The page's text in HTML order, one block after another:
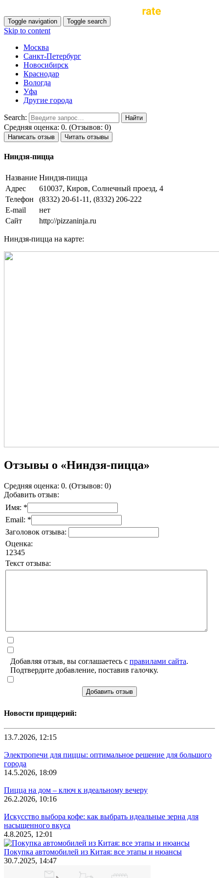
Toggle navigation Toggle search
Skip to content
Москва
Санкт-Петербург
Новосибирск
Краснодар
Вологда
Уфа
Другие города
Search:
Средняя оценка: 0. (Отзывов: 0)
Написать отзыв Читать отзывы
Ниндзя-пицца
Название Ниндзя-пицца
Адрес
610037, Киров, Солнечный проезд, 4
Телефон
(8332) 20-61-11, (8332) 206-222
E-mail
нет
Сайт
http://pizzaninja.ru
Ниндзя-пицца на карте:
Отзывы о «Ниндзя-пицца»
Средняя оценка: 0. (Отзывов: 0)
Добавить отзыв:
Имя: *
Email: *
Заголовок отзыва:
Оценка:
1 2345
Текст отзыва:
Добавляя отзыв, вы соглашаетесь с правилами сайта.
Подтвердите добавление, поставив галочку.
Добавить отзыв
Новости приццерий:
13.7.2026, 12:15
Электропечи для пиццы: оптимальное решение для большого
города
14.5.2026, 18:09
Пицца на дом – ключ к идеальному вечеру
26.2.2026, 10:16
Искусство выбора кофе: как выбрать идеальные зерна для
насыщенного вкуса
4.8.2025, 12:01
Покупка автомобилей из Китая: все этапы и нюансы
30.7.2025, 14:47